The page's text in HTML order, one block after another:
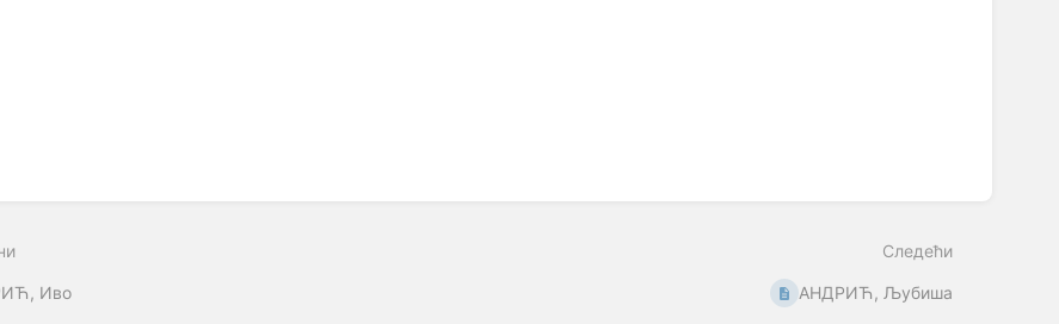
Иво
Следећи
АНДРИЋ, Љубиша